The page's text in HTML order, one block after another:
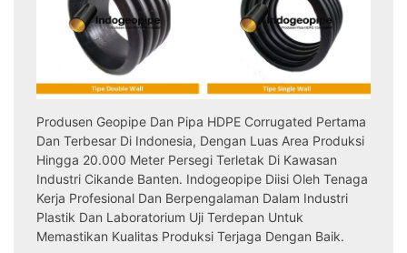
Produsen Geopipe Dan Pipa HDPE Corrugated Pertama
Dan Terbesar Di Indonesia, Dengan Luas Area Produksi
Hingga 20.000 Meter Persegi Terletak Di Kawasan
Industri Cikande Banten. Indogeopipe Diisi Oleh Tenaga
Kerja Profesional Dan Berpengalaman Dalam Industri
Plastik Dan Laboratorium Uji Terdepan Untuk
Memastikan Kualitas Produksi Terjaga Dengan Baik.